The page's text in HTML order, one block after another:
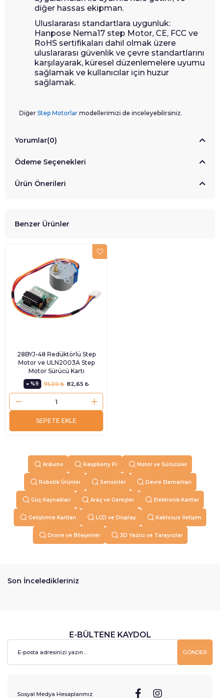
diğer hassas ekipman.
Uluslararası standartlara uygunluk:
Hanpose Nema17 step Motor, CE, FCC ve
RoHS sertifikaları dahil olmak üzere
uluslararası güvenlik ve çevre standartlarını
karşılayarak, küresel düzenlemelere uyumu
sağlamak ve kullanıcılar için huzur
sağlamak.
Diğer Step Motorlar modellerimizi de inceleyebilirsiniz.
Yorumlar(0)
Ödeme Seçenekleri
Ürün Önerileri
Benzer Ürünler
28BYJ-48 Redüktörlü Step
Motor ve ULN2003A Step
Motor Sürücü Kartı
%9 82,65 ₺
91,20 ₺
SEPETE EKLE
Arduino Raspberry Pi Motor ve Sürücüler
Robotik Ürünler Sensörler Devre Elemanları
Güç Kaynakları Araç ve Gereçler Elektronik Kartlar
Geliştirme Kartları LCD ve Display Kablosuz İletişim
Drone ve Bileşenler 3D Yazıcı ve Tarayıcılar
Son İnceledikleriniz
E-BÜLTENE KAYDOL
GÖNDER
Sosyal Medya Hesaplarımız